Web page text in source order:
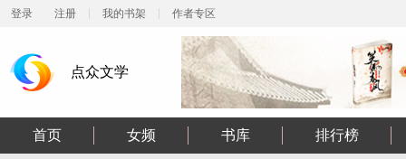
登录 注册 我的书架 作者专区
点众文学
首页 女频 书库 排行榜